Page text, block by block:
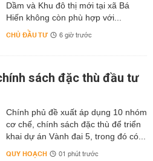
Dầm và Khu đô thị mới tại xã Bá
Hiến không còn phù hợp với...
CHỦ ĐẦU TƯ 6 giờ trước
sách đặc thù đầu tư
Chính phủ đề xuất áp dụng 10 nhóm
cơ chế, chính sách đặc thù để triển
khai dự án Vành đai 5, trong đó có...
QUY HOẠCH 01 phút trước